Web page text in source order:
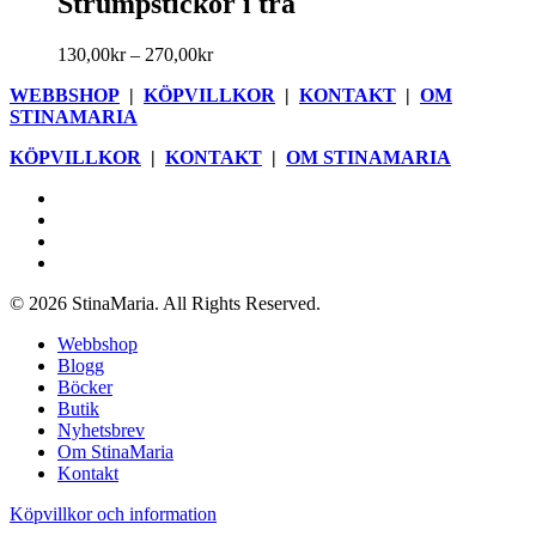
har
varianter.
De
olika
väljas
130,00kr – 270,00krPrisintervall:
till
WEBBSHOP | KÖPVILLKOR | KONTAKT | OM
STINAMARIA
KÖPVILLKOR | KONTAKT | OM STINAMARIA
© 2026 StinaMaria. All Rights Reserved.
Close
Menu
Webbshop
Blogg
Böcker
Butik
Nyhetsbrev
Om StinaMaria
Kontakt
Köpvillkor och information